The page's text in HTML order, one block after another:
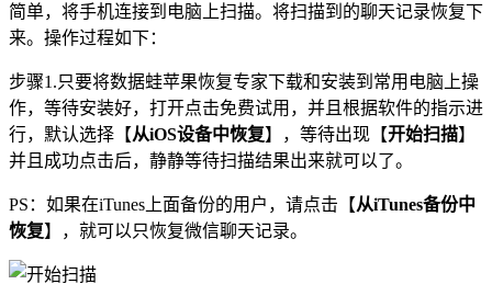
简单，将手机连接到电脑上扫描。将扫描到的聊天记录恢复下
来。操作过程如下：
步骤1.只要将数据蛙苹果恢复专家下载和安装到常用电脑上操
作，等待安装好，打开点击免费试用，并且根据软件的指示进
行，默认选择【从iOS设备中恢复】，等待出现【开始扫描】
并且成功点击后，静静等待扫描结果出来就可以了。
PS：如果在iTunes上面备份的用户，请点击【从iTunes备份中
恢复】，就可以只恢复微信聊天记录。